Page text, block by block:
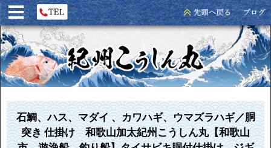
石鯛、ハス、マダイ 、カワハギ、ウマズラハギ／胴
突き 仕掛け 和歌山加太紀州こうしん丸【和歌山